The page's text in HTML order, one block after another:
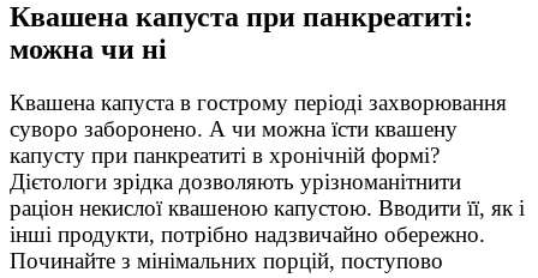
Квашена капуста при панкреатиті:
можна чи ні
Квашена капуста в гострому періоді захворювання
суворо заборонено. А чи можна їсти квашену
капусту при панкреатиті в хронічній формі?
Дієтологи зрідка дозволяють урізноманітнити
раціон некислої квашеною капустою. Вводити її, як і
інші продукти, потрібно надзвичайно обережно.
Починайте з мінімальних порцій, поступово